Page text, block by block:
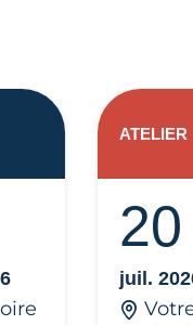
20
juil.
ATELIER